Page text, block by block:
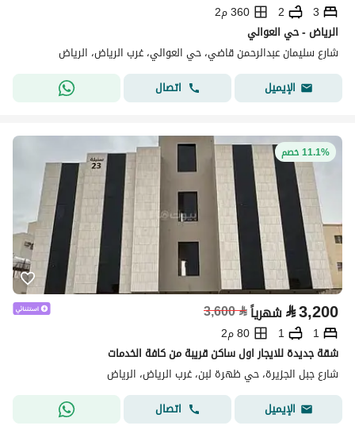
3
2
360 م2
الرياض - حي العوالي
شارع سليمان عبدالرحمن قاضي، حي العوالي، غرب الرياض، الرياض
الإيميل
اتصال
11.1% خصم
⃁3,200 شهرياً⃁
3,600
1
1
80 م2
شقة جديدة للايجار اول ساكن قريبة من كافة الخدمات
شارع جبل الجزيرة، حي ظهرة لبن، غرب الرياض، الرياض
الإيميل
اتصال